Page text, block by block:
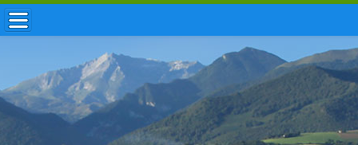
ACCUEIL / INFOS
MUNICIPALITÉ
VIE LOCALE